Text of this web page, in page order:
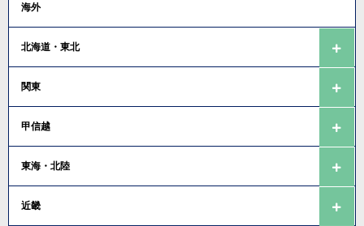
海外
北海道・東北
関東
甲信越
東海・北陸
近畿